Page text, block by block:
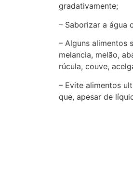
gradativamente;
– Saborizar a água
– Alguns alimentos
melancia, melão,
rúcula, couve,
– Evite alimentos
que, apesar de